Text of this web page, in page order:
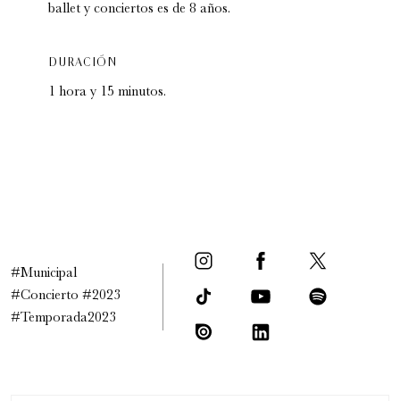
ballet y conciertos es de 8 años.
DURACIÓN
1 hora y 15 minutos.
#Municipal
#Concierto #2023
#Temporada2023